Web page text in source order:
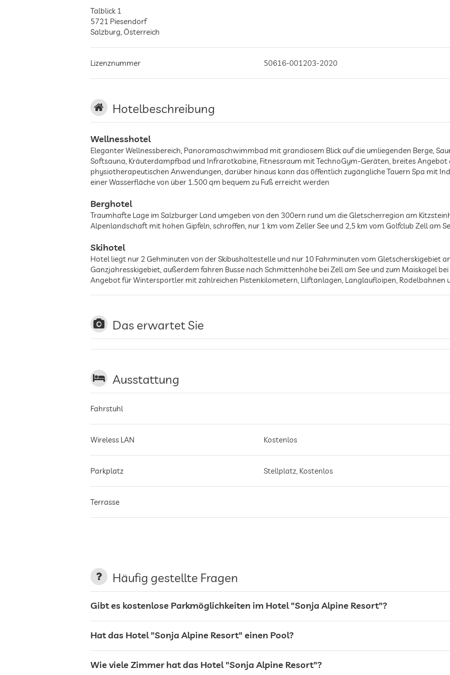
Talblick 1
5721 Piesendorf
Salzburg Österreich
Lizenznummer 50616-001203-2020
Hotelbeschreibung
Wellnesshotel
Eleganter Wellnessbereich, Panoramaschwimmbad mit grandiosem Blick auf die umliegenden Berge,
Softsauna, Kräuterdampfbad und Infrarotkabine, Fitnessraum mit TechnoGym-Geräten, breites Angebot
physiotherapeutischen Anwendungen, darüber hinaus kann das öffentlich zugängliche Tauern Spa mit
einer Wasserfläche von über 1.500 qm bequem zu Fuß erreicht werden
Berghotel
Traumhafte Lage im Salzburger Land umgeben von den 300ern rund um die Gletscherregion am
Alpenlandschaft mit hohen Gipfeln, schroffen, nur 1 km vom Zeller See und 2,5 km vom Golfclub Zell am
Skihotel
Hotel liegt nur 2 Gehminuten von der Skibushaltestelle und nur 10 Fahrminuten vom Gletscherskigebiet
Ganzjahresskigebiet, außerdem fahren Busse nach Schmittenhöhe bei Zell am See und zum Maiskogel
Angebot für Wintersportler mit zahlreichen Pistenkilometern, Lliftanlagen, Langlaufloipen,
Das erwartet Sie
Ausstattung
Fahrstuhl
Wireless LAN Kostenlos
Parkplatz Stellplatz, Kostenlos
Terrasse
Häufig gestellte Fragen
Gibt es kostenlose Parkmöglichkeiten im Hotel "Sonja Alpine Resort"?
Hat das Hotel "Sonja Alpine Resort" einen Pool?
Wie viele Zimmer hat das Hotel "Sonja Alpine Resort"?